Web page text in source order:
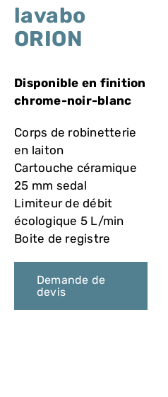
VASQUES
MIROIRS ET ECLAIRAGES
PAROIS DE DOUCHE
RECEVEURS DE DOUCHE
ROBINETTERIE
CONTACT
lavabo
ORION
Disponible en finition
chrome-noir-blanc
Corps de robinetterie
en laiton
Cartouche céramique
25 mm sedal
Limiteur de débit
écologique 5 L/min
Boite de registre
Demande de
devis